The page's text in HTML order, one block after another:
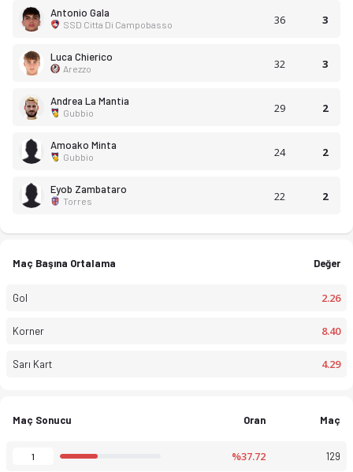
Serie C 25-26 sezonu puan durumu, haftalık fikstür ve
Antonio Gala
SSD Citta Di Campobasso 36 3
Luca Chierico
Arezzo 32 3
Andrea La Mantia
Gubbio 29 2
Amoako Minta
Gubbio 24 2
Eyob Zambataro
Torres 22 2
Maç Başına Ortalama Değer
Gol 2.26
Korner 8.40
Sarı Kart 4.29
Maç Sonucu Oran Maç
1 %37.72 129